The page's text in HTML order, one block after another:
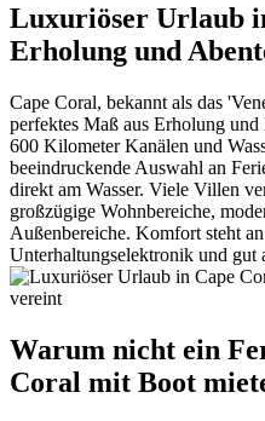
Luxuriöser Urlaub
Erholung und
Cape Coral, bekannt als das
perfektes Maß aus Erholung
600 Kilometer Kanälen und
beeindruckende Auswahl an
direkt am Wasser. Viele Villen
großzügige Wohnbereiche,
Außenbereiche. Komfort steht
Unterhaltungselektronik und gut
Warum nicht ein
Coral mit Boot